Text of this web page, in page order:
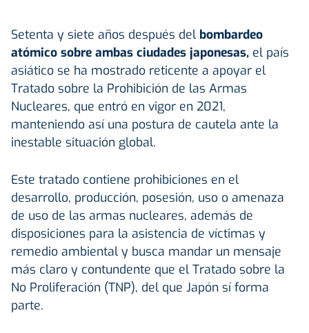
Setenta y siete años después del bombardeo
atómico sobre ambas ciudades japonesas, el país
asiático se ha mostrado reticente a apoyar el
Tratado sobre la Prohibición de las Armas
Nucleares, que entró en vigor en 2021,
manteniendo así una postura de cautela ante la
inestable situación global.
Este tratado contiene prohibiciones en el
desarrollo, producción, posesión, uso o amenaza
de uso de las armas nucleares, además de
disposiciones para la asistencia de víctimas y
remedio ambiental y busca mandar un mensaje
más claro y contundente que el Tratado sobre la
No Proliferación (TNP), del que Japón sí forma
parte.